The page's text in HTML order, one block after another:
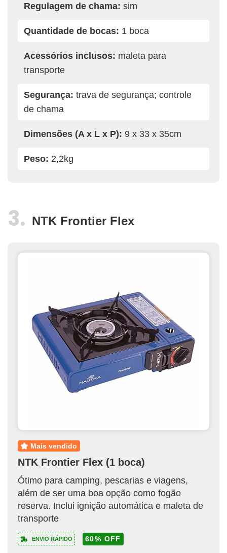
Regulagem de chama: sim
Quantidade de bocas: 1 boca
Acessórios inclusos: maleta para
transporte
Segurança: trava de segurança; controle
de chama
Dimensões (A x L x P): 9 x 33 x 35cm
Peso: 2,2kg
NTK Frontier Flex
mais vendido
NTK Frontier Flex (1 boca)
Ótimo para camping, pescarias e viagens,
além de ser uma boa opção como fogão
reserva. Inclui ignição automática e maleta de
transporte
ENVIO RÁPIDO 60% OFF